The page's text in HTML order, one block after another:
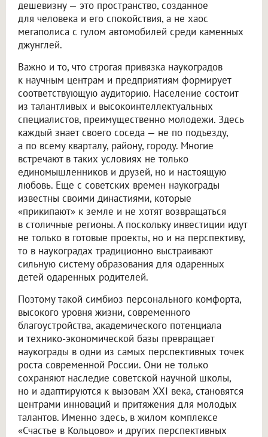
дешевизну — это пространство, созданное
для человека и его спокойствия, а не хаос
мегаполиса с гулом автомобилей среди каменных
джунглей.
Важно и то, что строгая привязка наукоградов
к научным центрам и предприятиям формирует
соответствующую аудиторию. Население состоит
из талантливых и высокоинтеллектуальных
специалистов, преимущественно молодежи. Здесь
каждый знает своего соседа — не по подъезду,
а по всему кварталу, району, городу. Многие
встречают в таких условиях не только
единомышленников и друзей, но и настоящую
любовь. Еще с советских времен наукограды
известны своими династиями, которые
«прикипают» к земле и не хотят возвращаться
в столичные регионы. А поскольку инвестиции идут
не только в готовые проекты, но и на перспективу,
то в наукоградах традиционно выстраивают
сильную систему образования для одаренных
детей одаренных родителей.
Поэтому такой симбиоз персонального комфорта,
высокого уровня жизни, современного
благоустройства, академического потенциала
и технико-экономической базы превращает
наукограды в одни из самых перспективных точек
роста современной России. Они не только
сохраняют наследие советской научной школы,
но и адаптируются к вызовам XXI века, становятся
центрами инноваций и притяжения для молодых
талантов. Именно здесь, в жилом комплексе
«Счастье в Кольцово» и других перспективных